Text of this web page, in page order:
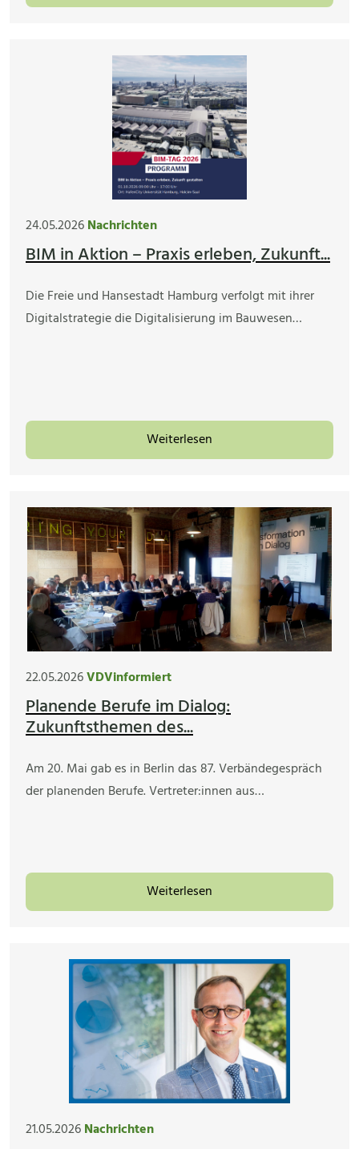
24.05.2026Nachrichten
BIM in Aktion – Praxis erleben, Zukunft...
Die Freie und Hansestadt Hamburg verfolgt mit ihrer
Digitalstrategie die Digitalisierung im Bauwesen…
Weiterlesen
22.05.2026VDVinformiert
Planende Berufe im Dialog:
Zukunftsthemen des...
Am 20. Mai gab es in Berlin das 87. Verbändegespräch
der planenden Berufe. Vertreter:innen aus…
Weiterlesen
21.05.2026Nachrichten